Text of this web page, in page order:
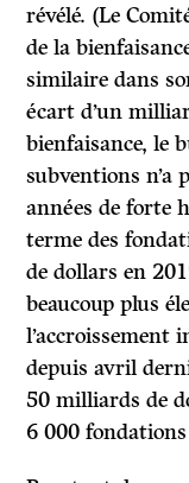
révélé. (Le
de la
similaire dans
écart d’un
bienfaisance, le
subventions n’a
années de forte
terme des
de dollars en
beaucoup plus
l’accroissement
depuis avril
50 milliards de
6 000